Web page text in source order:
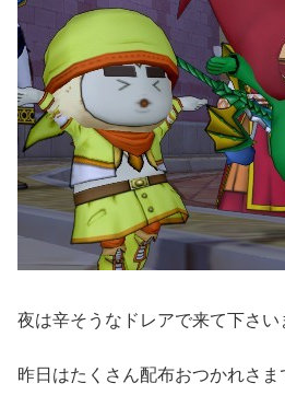
夜は辛そうなドレアで来て下さい
昨日はたくさん配布おつかれさま